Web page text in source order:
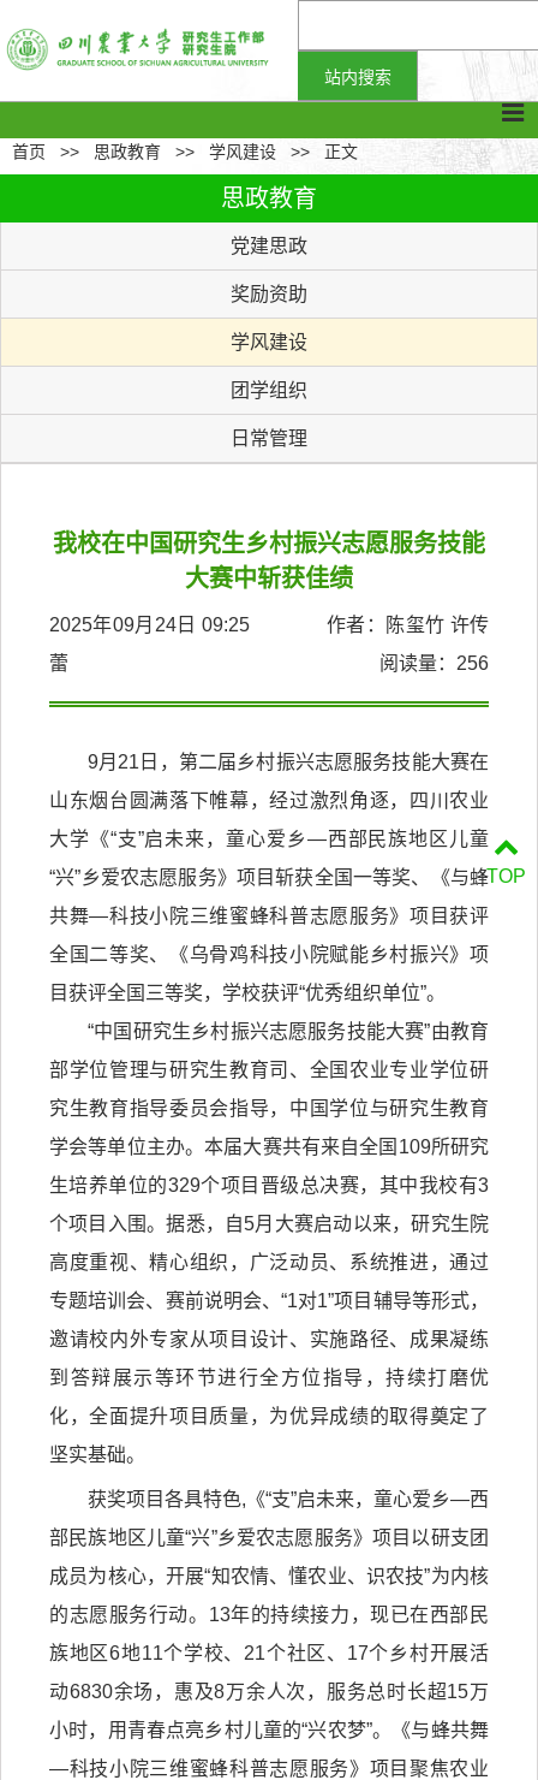
首页 >> 思政教育 >> 学风建设 >> 正文
思政教育
党建思政
奖励资助
学风建设
团学组织
日常管理
我校在中国研究生乡村振兴志愿服务技能
大赛中斩获佳绩
2025年09月24日 09:25 作者：陈玺竹 许传
蕾
阅读量： 256
9月21日，第二届乡村振兴志愿服务技能大赛在
山东烟台圆满落下帷幕，经过激烈角逐，四川农业
大学《“支”启未来，童心爱乡—西部民族地区儿童
“兴”乡爱农志愿服务》项目斩获全国一等奖、《与蜂
共舞—科技小院三维蜜蜂科普志愿服务》项目获评
全国二等奖、《乌骨鸡科技小院赋能乡村振兴》项
目获评全国三等奖，学校获评“优秀组织单位”。
“中国研究生乡村振兴志愿服务技能大赛”由教育
部学位管理与研究生教育司、全国农业专业学位研
究生教育指导委员会指导，中国学位与研究生教育
学会等单位主办。本届大赛共有来自全国109所研究
生培养单位的329个项目晋级总决赛，其中我校有3
个项目入围。据悉，自5月大赛启动以来，研究生院
高度重视、精心组织，广泛动员、系统推进，通过
专题培训会、赛前说明会、“1对1”项目辅导等形式，
邀请校内外专家从项目设计、实施路径、成果凝练
到答辩展示等环节进行全方位指导，持续打磨优
化，全面提升项目质量，为优异成绩的取得奠定了
坚实基础。
获奖项目各具特色,《“支”启未来，童心爱乡—西
部民族地区儿童“兴”乡爱农志愿服务》项目以研支团
成员为核心，开展“知农情、懂农业、识农技”为内核
的志愿服务行动。13年的持续接力，现已在西部民
族地区6地11个学校、21个社区、17个乡村开展活
动6830余场，惠及8万余人次，服务总时长超15万
小时，用青春点亮乡村儿童的“兴农梦”。《与蜂共舞
—科技小院三维蜜蜂科普志愿服务》项目聚焦农业
TOP